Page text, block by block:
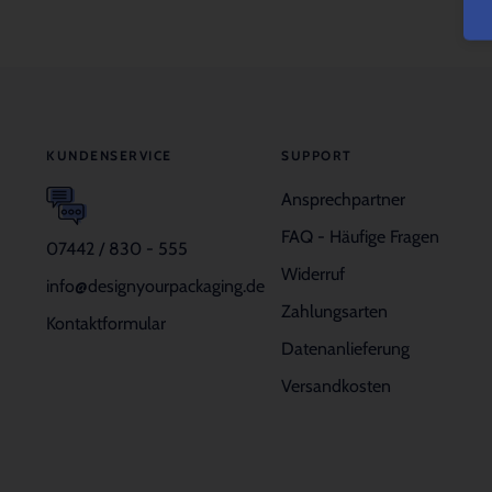
KUNDENSERVICE
07442 / 830 - 555
info@designyourpackaging.de
Kontaktformular
SUPPORT
Ansprechpartner
FAQ - Häufige Fragen
Widerruf
Zahlungsarten
Datenanlieferung
Versandkosten